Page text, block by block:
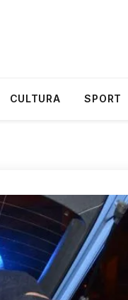
CULTURA SPORT